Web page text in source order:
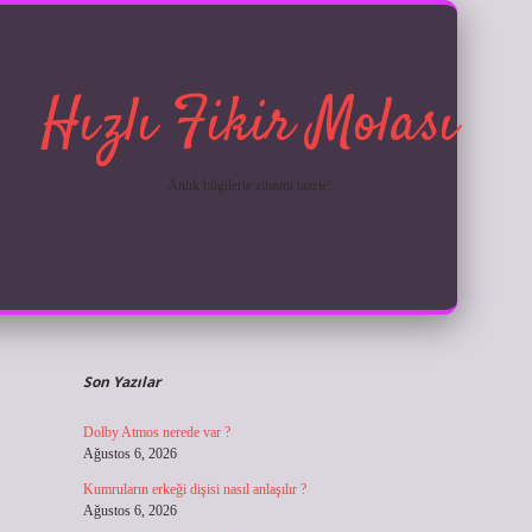
Hızlı Fikir Molası
Anlık bilgilerle zihnini tazele!
Sidebar
Son Yazılar
Dolby Atmos nerede var ?
Ağustos 6, 2026
Kumruların erkeği dişisi nasıl anlaşılır ?
Ağustos 6, 2026